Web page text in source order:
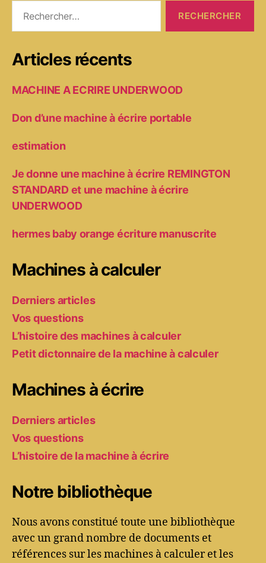
Articles récents
MACHINE A ECRIRE UNDERWOOD
Don d’une machine à écrire portable
estimation
Je donne une machine à écrire REMINGTON
STANDARD et une machine à écrire
UNDERWOOD
hermes baby orange écriture manuscrite
Machines à calculer
Derniers articles
Vos questions
L’histoire des machines à calculer
Petit dictonnaire de la machine à calculer
Machines à écrire
Derniers articles
Vos questions
L’histoire de la machine à écrire
Notre bibliothèque
Nous avons constitué toute une bibliothèque
avec un grand nombre de documents et
références sur les machines à calculer et les